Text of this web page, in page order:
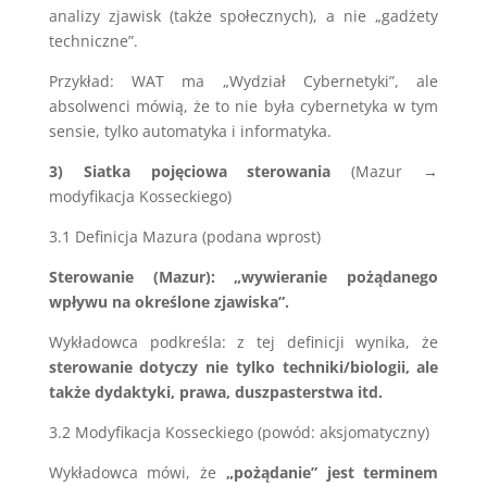
analizy zjawisk (także społecznych), a nie „gadżety
techniczne”.
Przykład: WAT ma „Wydział Cybernetyki”, ale
absolwenci mówią, że to nie była cybernetyka w tym
sensie, tylko automatyka i informatyka.
3) Siatka pojęciowa sterowania (Mazur →
modyfikacja Kosseckiego)
3.1 Definicja Mazura (podana wprost)
Sterowanie (Mazur): „wywieranie pożądanego
wpływu na określone zjawiska”.
Wykładowca podkreśla: z tej definicji wynika, że
sterowanie dotyczy nie tylko techniki/biologii, ale
także dydaktyki, prawa, duszpasterstwa itd.
3.2 Modyfikacja Kosseckiego (powód: aksjomatyczny)
Wykładowca mówi, że „pożądanie” jest terminem